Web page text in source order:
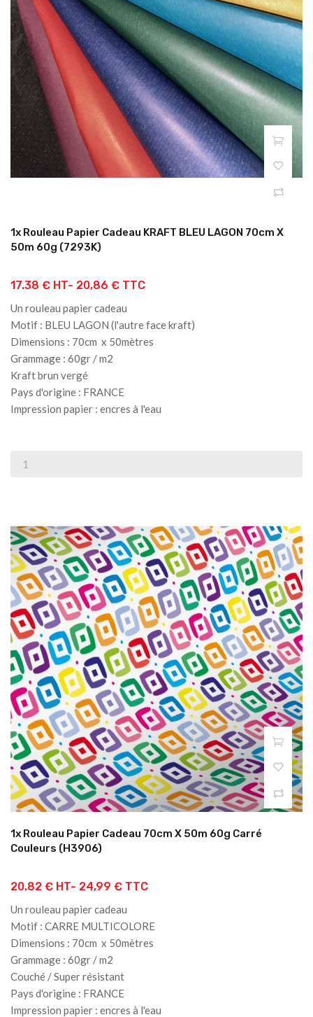
1x Rouleau Papier Cadeau KRAFT BLEU LAGON 70cm X
50m 60g (7293K)
17.38 € HT- 20,86 € TTC
Un rouleau papier cadeau
Motif : BLEU LAGON (l'autre face kraft)
Dimensions : 70cm x 50mètres
Grammage : 60gr / m2
Kraft brun vergé
Pays d'origine : FRANCE
Impression papier : encres à l'eau
1x Rouleau Papier Cadeau 70cm X 50m 60g Carré
Couleurs (H3906)
20.82 € HT- 24,99 € TTC
Un rouleau papier cadeau
Motif : CARRE MULTICOLORE
Dimensions : 70cm x 50mètres
Grammage : 60gr / m2
Couché / Super résistant
Pays d'origine : FRANCE
Impression papier : encres à l'eau